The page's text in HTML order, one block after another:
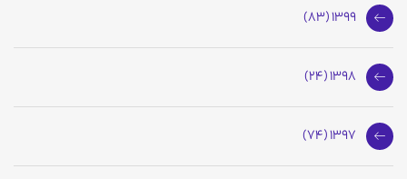
1399 (83)
1398 (24)
1397 (74)